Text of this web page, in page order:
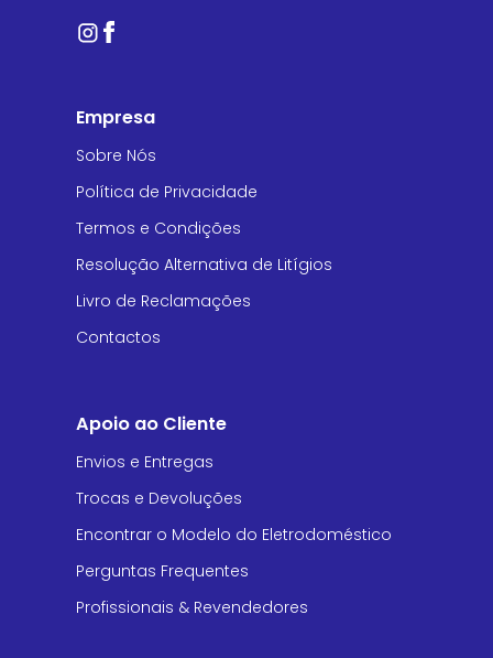
Empresa
Sobre Nós
Política de Privacidade
Termos e Condições
Resolução Alternativa de Litígios
Livro de Reclamações
Contactos
Apoio ao Cliente
Envios e Entregas
Trocas e Devoluções
Encontrar o Modelo do Eletrodoméstico
Perguntas Frequentes
Profissionais & Revendedores